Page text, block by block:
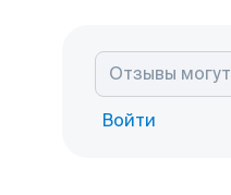
Войти